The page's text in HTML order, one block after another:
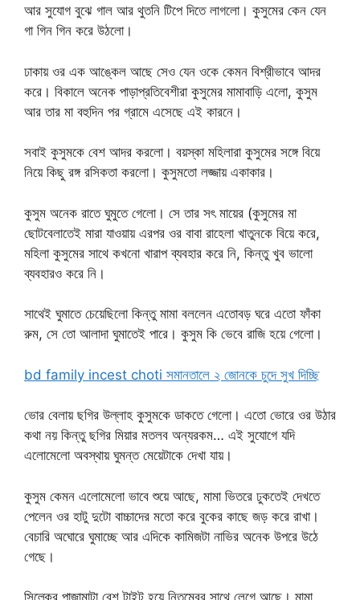
আর সুযোগ বুঝে গাল আর থুতনি টিপে দিতে লাগলো। কুসুমের কেন যেন
গা গিন গিন করে উঠলো।
ঢাকায় ওর এক আঙ্কেল আছে সেও যেন ওকে কেমন বিশ্রীভাবে আদর
করে। বিকালে অনেক পাড়াপ্রতিবেশীরা কুসুমের মামাবাড়ি এলো, কুসুম
আর তার মা বহুদিন পর গ্রামে এসেছে এই কারনে।
সবাই কুসুমকে বেশ আদর করলো। বয়স্কা মহিলারা কুসুমের সঙ্গে বিয়ে
নিয়ে কিছু রঙ্গ রসিকতা করলো। কুসুমতো লজ্জায় একাকার।
কুসুম অনেক রাতে ঘুমুতে গেলো। সে তার সৎ মায়ের (কুসুমের মা
ছোটবেলাতেই মারা যাওয়ায় এরপর ওর বাবা রাহেলা খাতুনকে বিয়ে করে,
মহিলা কুসুমের সাথে কখনো খারাপ ব্যবহার করে নি, কিন্তু খুব ভালো
ব্যবহারও করে নি।
সাথেই ঘুমাতে চেয়েছিলো কিন্তু মামা বললেন এতোবড় ঘরে এতো ফাঁকা
রুম, সে তো আলাদা ঘুমাতেই পারে। কুসুম কি ভেবে রাজি হয়ে গেলো।
bd family incest choti সমানতালে ২ জোনকে চুদে সুখ দিচ্ছি
ভোর বেলায় ছগির উল্লাহ কুসুমকে ডাকতে গেলো। এতো ভোরে ওর উঠার
কথা নয় কিন্তু ছগির মিয়ার মতলব অন্যরকম… এই সুযোগে যদি
এলোমেলো অবস্থায় ঘুমন্ত মেয়েটাকে দেখা যায়।
কুসুম কেমন এলোমেলো ভাবে শুয়ে আছে, মামা ভিতরে ঢুকতেই দেখতে
পেলেন ওর হাটু দুটো বাচ্চাদের মতো করে বুকের কাছে জড় করে রাখা।
বেচারি অঘোরে ঘুমাচ্ছে আর এদিকে কামিজটা নাভির অনেক উপরে উঠে
গেছে।